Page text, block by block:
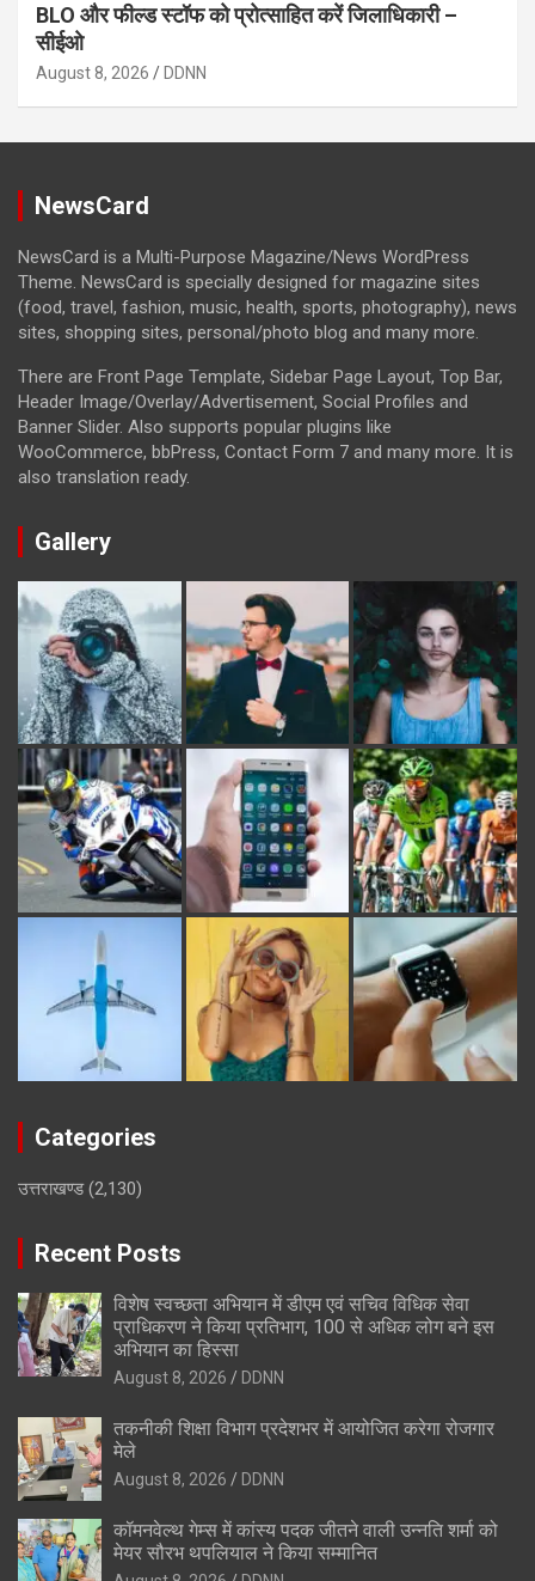
BLO और फील्ड स्टॉफ को प्रोत्साहित करें जिलाधिकारी –
सीईओ
August 8, 2026 DDNN
NewsCard
NewsCard is a Multi-Purpose Magazine/News WordPress
Theme. NewsCard is specially designed for magazine sites
(food, travel, fashion, music, health, sports, photography), news
sites, shopping sites, personal/photo blog and many more.
There are Front Page Template, Sidebar Page Layout, Top Bar,
Header Image/Overlay/Advertisement, Social Profiles and
Banner Slider. Also supports popular plugins like
WooCommerce, bbPress, Contact Form 7 and many more. It is
also translation ready.
Gallery
Categories
उत्तराखण्ड(2,130)
Recent Posts
विशेष स्वच्छता अभियान में डीएम एवं सचिव विधिक सेवा
प्राधिकरण ने किया प्रतिभाग, 100 से अधिक लोग बने इस
अभियान का हिस्सा
August 8, 2026 DDNN
तकनीकी शिक्षा विभाग प्रदेशभर में आयोजित करेगा रोजगार
मेले
August 8, 2026 DDNN
कॉमनवेल्थ गेम्स में कांस्य पदक जीतने वाली उन्नति शर्मा को
मेयर सौरभ थपलियाल ने किया सम्मानित